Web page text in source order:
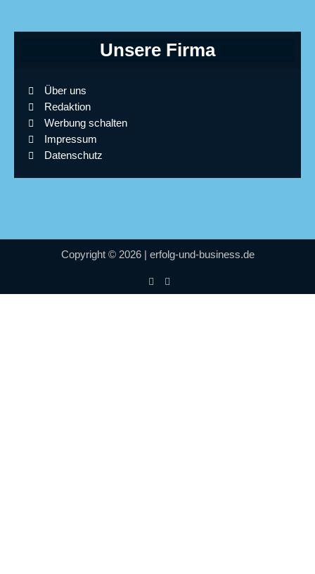
Unsere Firma
Über uns
Redaktion
Werbung schalten
Impressum
Datenschutz
Copyright © 2026 | erfolg-und-business.de